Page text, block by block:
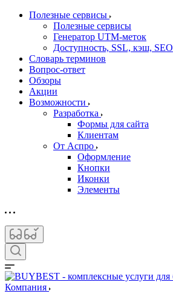
Полезные сервисы
Полезные сервисы
Генератор UTM‑меток
Доступность, SSL, кэш, SEO
Словарь терминов
Вопрос-ответ
Обзоры
Акции
Возможности
Разработка
Формы для сайта
Клиентам
От Аспро
Оформление
Кнопки
Иконки
Элементы
Компания